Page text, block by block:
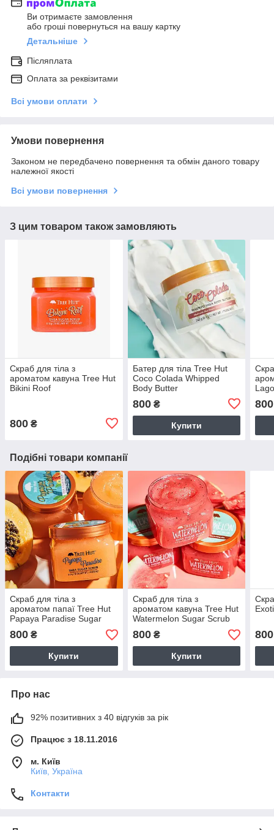
Ви отримаєте замовлення
або гроші повернуться на вашу картку
Детальніше
Післяплата
Оплата за реквізитами
Всі умови оплати
Умови повернення
Законом не передбачено повернення та обмін даного товару
належної якості
Всі умови повернення
З цим товаром також замовляють
Скраб для тіла з
ароматом кавуна Tree Hut
Bikini Roof
800 ₴
Батер для тіла Tree Hut
Coco Colada Whipped
Body Butter
800₴
Купити
800
Подібні товари компанії
Скраб для тіла з
ароматом папаї Tree Hut
Papaya Paradise Sugar
Scrub
800 ₴
Купити
Скраб для тіла з
ароматом кавуна Tree Hut
Watermelon Sugar Scrub
800₴
Купити
800
Про нас
92% позитивних з 40 відгуків за рік
Працює з 18.11.2016
м. Київ
Київ, Україна
Контакти